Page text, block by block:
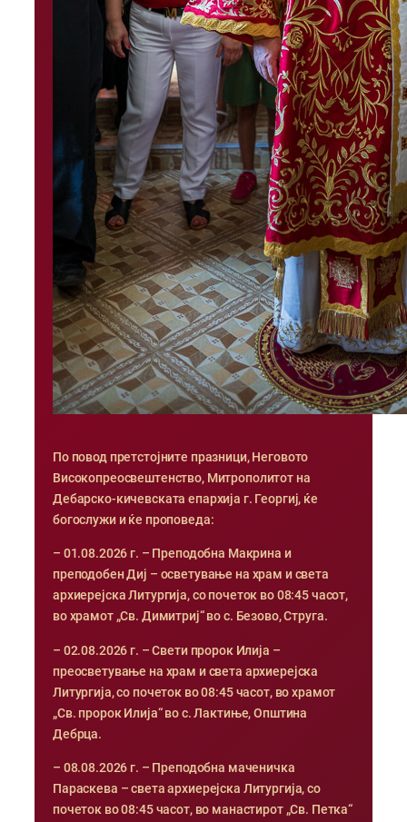
По повод претстојните празници, Неговото
Високопреосвештенство, Митрополитот на
Дебарско-кичевската епархија г. Георгиј, ќе
богослужи и ќе проповеда:
– 01.08.2026 г. – Преподобна Макрина и
преподобен Диј – осветување на храм и света
архиерејска Литургија, со почеток во 08:45 часот,
во храмот „Св. Димитриј“ во с. Безово, Струга.
– 02.08.2026 г. – Свети пророк Илија –
преосветување на храм и света архиерејска
Литургија, со почеток во 08:45 часот, во храмот
„Св. пророк Илија“ во с. Лактиње, Општина
Дебрца.
– 08.08.2026 г. – Преподобна маченичка
Параскева – света архиерејска Литургија, со
почеток во 08:45 часот, во манастирот „Св. Петка“